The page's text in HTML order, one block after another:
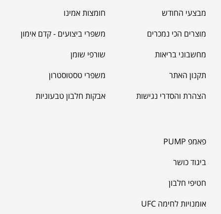
מבצעי החודש
מוצרים הכי נמכרים
מחשבוני בריאות
תקנון האתר
הצהרת והסדרי נגישות
חומצות אמינו
משפרי ביצועים - קדם אימון
שורפי שומן
משפרי טסטוסטרון
אבקות חלבון טבעוניות
פאמפ PUMP
ביגוד כושר
חטיפי חלבון
אומנויות לחימה UFC